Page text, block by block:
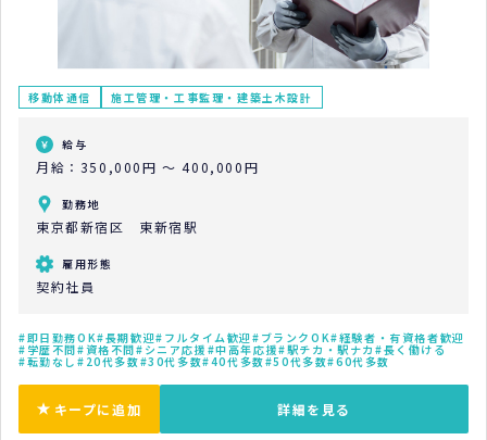
移動体通信 施工管理・工事監理・建築土木設計
給与
月給：350,000円 ～ 400,000円
勤務地
東京都新宿区 東新宿駅
雇用形態
契約社員
即日勤務OK 長期歓迎 フルタイム歓迎 ブランクOK 経験者・有資格者歓迎
学歴不問 資格不問 シニア応援 中高年応援 駅チカ・駅ナカ 長く働ける
転勤なし 20代多数 30代多数 40代多数 50代多数 60代多数
キープに追加 詳細を見る